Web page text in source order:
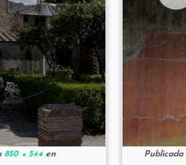
850 × 544en
Publicada